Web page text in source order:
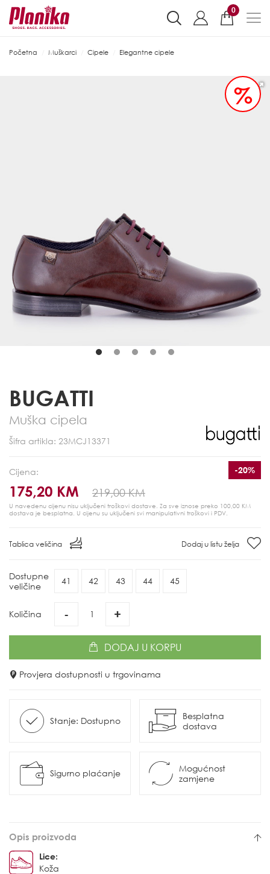
0
Početna Muškarci Cipele Elegantne cipele
%
BUGATTI
Muška cipela
Šifra artikla: 23MCJ13371
Cijena:
175,20 KM 219,00 KM
-20%
U navedenu cijenu nisu uključeni troškovi dostave. Za sve iznose preko 100,00 KM
dostava je besplatna. U cijenu su uključeni svi manipulativni troškovi i PDV.
Tablica veličina Dodaj u listu želja
Dostupne
veličine
41 42 43 44 45
Količina - +
DODAJ U KORPU
Provjera dostupnosti u trgovinama
Stanje: Dostupno
Besplatna
dostava
Sigurno plaćanje
Mogućnost
zamjene
Opis proizvoda
Lice:
Koža